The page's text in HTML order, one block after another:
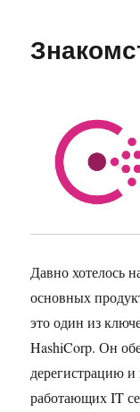
Давно хотелось
основных
это один из
HashiCorp. Он
дерегистрацию
работающих IT